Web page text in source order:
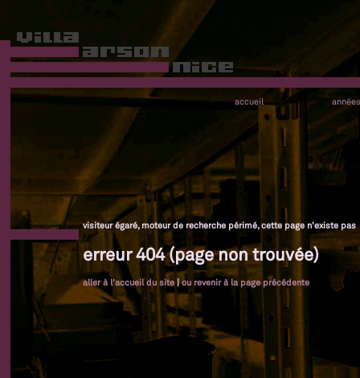
accueil années
visiteur égaré, moteur de recherche périmé, cette page n'existe pas
erreur 404 (page non trouvée)
aller à l'accueil du site |ou revenir à la page précédente